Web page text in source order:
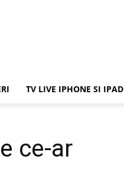
TV LIVE IPHONE SI IPAD
ce-ar